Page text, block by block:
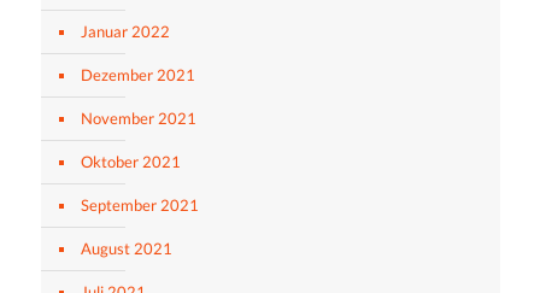
Januar 2022
Dezember 2021
November 2021
Oktober 2021
September 2021
August 2021